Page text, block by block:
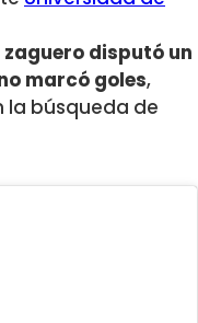
zaguero disputó un
marcó goles,
la búsqueda de